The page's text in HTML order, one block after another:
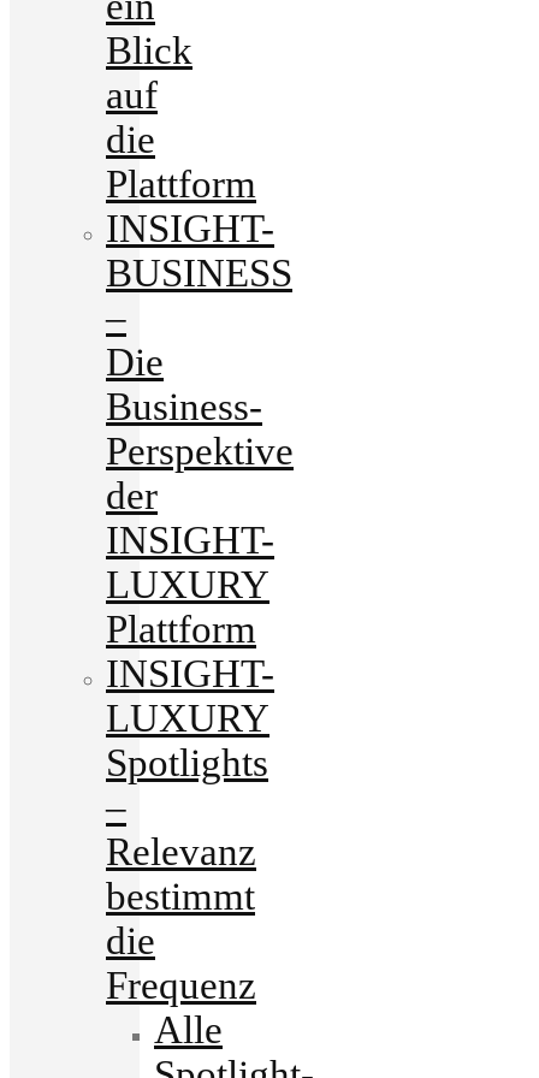
Blick
auf
die
Plattform
INSIGHT-
BUSINESS
–
Die
Business-
Perspektive
der
INSIGHT-
LUXURY
Plattform
INSIGHT-
LUXURY
Spotlights
–
Relevanz
bestimmt
die
Frequenz
Alle